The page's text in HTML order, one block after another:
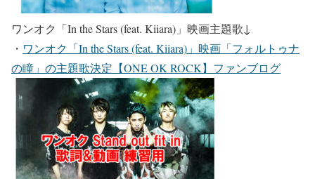
ワンオク「In the Stars (feat. Kiiara)」映画主題歌 ↓
・ ワンオク「In the Stars (feat. Kiiara)」映画「フォルトゥナ
の瞳」の主題歌決定【ONE OK ROCK】ファンブログ